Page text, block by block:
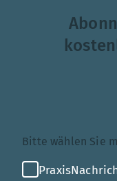
Bitte wählen